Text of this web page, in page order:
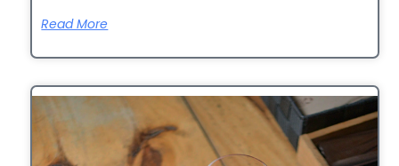
Read More